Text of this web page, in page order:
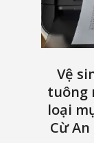
Vệ
tuông
loại
Cừ